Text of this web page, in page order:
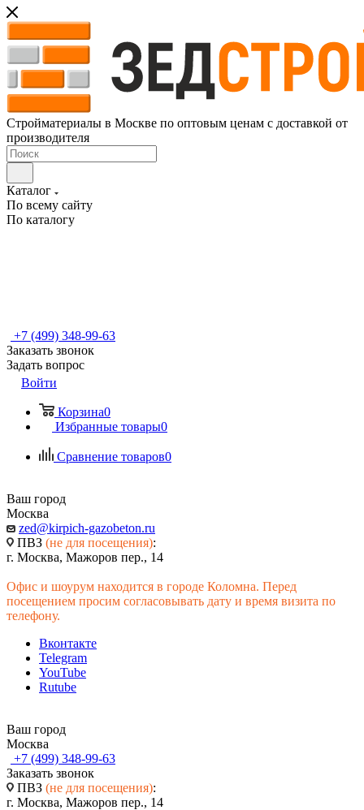
Стройматериалы в Москве по оптовым ценам с доставкой от
производителя
Каталог
По всему сайту
По каталогу
+7 (499) 348-99-63
Заказать звонок
Задать вопрос
Войти
Корзина0
Избранные товары0
Сравнение товаров0
Ваш город
Москва
zed@kirpich-gazobeton.ru
ПВЗ (не для посещения):
г. Москва, Мажоров пер., 14
Офис и шоурум находится в городе Коломна. Перед
посещением просим согласовывать дату и время визита по
телефону.
Вконтакте
Telegram
YouTube
Rutube
Ваш город
Москва
+7 (499) 348-99-63
Заказать звонок
ПВЗ (не для посещения):
г. Москва, Мажоров пер., 14